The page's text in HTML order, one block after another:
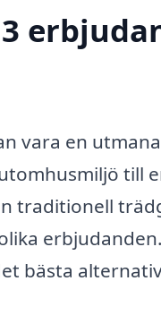
vara en
till
traditionell
bästa